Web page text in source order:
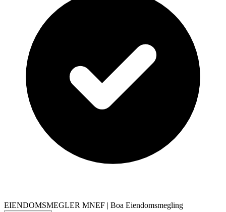
EIENDOMSMEGLER MNEF | Boa Eiendomsmegling